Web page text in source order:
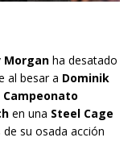
Morgan ha desatado
al besar a Dominik
Campeonato
en una Steel Cage
su osada acción